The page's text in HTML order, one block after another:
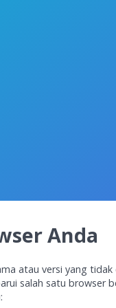
Anda
atau versi yang tidak
salah satu browser